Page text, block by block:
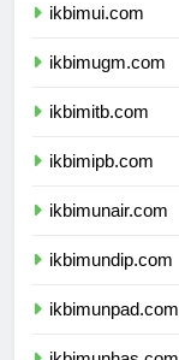
ikbimui.com
ikbimugm.com
ikbimitb.com
ikbimipb.com
ikbimunair.com
ikbimundip.com
ikbimunpad.com